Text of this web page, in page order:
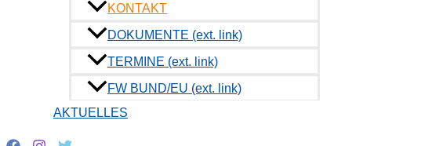
KONTAKT
DOKUMENTE (ext. link)
TERMINE (ext. link)
FW BUND/EU (ext. link)
AKTUELLES
Raum 132a
Rathausallee 50
22846 Norderstedt
+49 (0)40 535 95 743
kontakt@freie-waehler-norderstedt.de